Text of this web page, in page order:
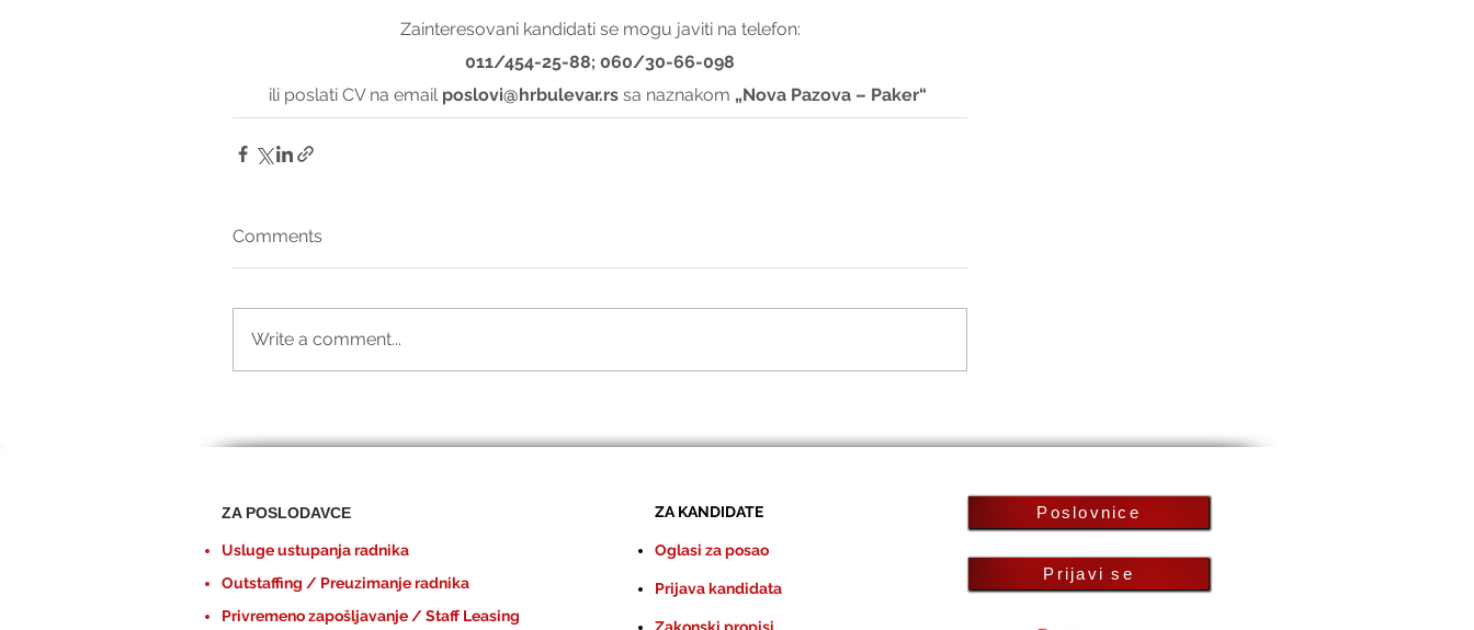
Zainteresovani kandidati se mogu javiti na telefon:
011/454-25-88; 060/30-66-098
ili poslati CV na email poslovi@hrbulevar.rs sa naznakom „Nova Pazova – Paker“
Comments
Write a comment...
ZA POSLODAVCE
Usluge ustupanja radnika
Outstaffing / Preuzimanje radnika
Privremeno zapošljavanje / Staff Leasing
ZA KANDIDATE
Oglasi za posao
Prijava kandidata
Poslovnice
Prijavi se